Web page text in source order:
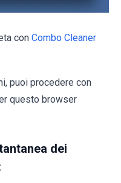
con Combo Cleaner
puoi procedere con
questo browser
dei